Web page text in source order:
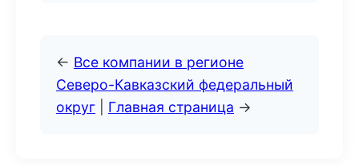
← Все компании в регионе
Северо-Кавказский федеральный
округ
Главная страница →